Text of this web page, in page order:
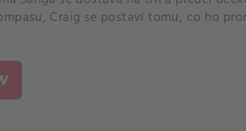
Craig se postaví tomu, co ho